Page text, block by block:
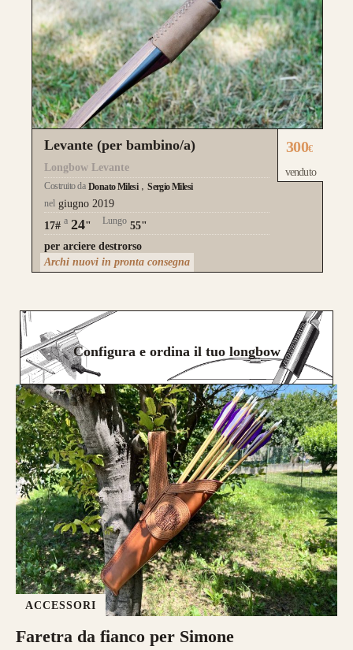
Levante (per bambino/a)
Longbow Levante
Costruito da Donato Milesi
Sergio Milesi
nel giugno 2019
17# a 24" Lungo 55"
per arciere destrorso
300€
venduto
Archi nuovi in pronta consegna
Configura e ordina il tuo longbow
ACCESSORI
Faretra da fianco per Simone